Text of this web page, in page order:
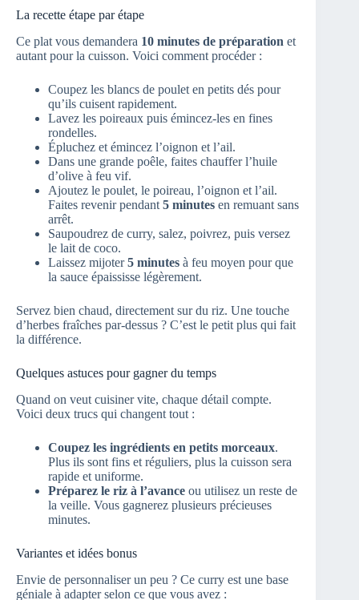
La recette étape par étape
Ce plat vous demandera 10 minutes de préparation et
autant pour la cuisson. Voici comment procéder :
Coupez les blancs de poulet en petits dés pour
qu’ils cuisent rapidement.
Lavez les poireaux puis émincez-les en fines
rondelles.
Épluchez et émincez l’oignon et l’ail.
Dans une grande poêle, faites chauffer l’huile
d’olive à feu vif.
Ajoutez le poulet, le poireau, l’oignon et l’ail.
Faites revenir pendant 5 minutes en remuant sans
arrêt.
Saupoudrez de curry, salez, poivrez, puis versez
le lait de coco.
Laissez mijoter5 minutes à feu moyen pour que
la sauce épaississe légèrement.
Servez bien chaud, directement sur du riz. Une touche
d’herbes fraîches par-dessus ? C’est le petit plus qui fait
la différence.
Quelques astuces pour gagner du temps
Quand on veut cuisiner vite, chaque détail compte.
Voici deux trucs qui changent tout :
Coupez les ingrédients en petits morceaux.
Plus ils sont fins et réguliers, plus la cuisson sera
rapide et uniforme.
Préparez le riz à l’avance ou utilisez un reste de
la veille. Vous gagnerez plusieurs précieuses
minutes.
Variantes et idées bonus
Envie de personnaliser un peu ? Ce curry est une base
géniale à adapter selon ce que vous avez :